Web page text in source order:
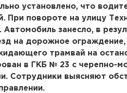
установлено, что
При повороте на улицу
Автомобиль занесло, в
на дорожное
трамвай на
в ГКБ № 23 с черепно-
Cотрудники выясняют